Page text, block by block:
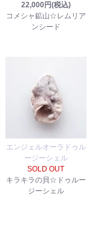
22,000円(税込)
コメシャ鉱山☆レムリア
ンシード
エンジェルオーラドゥル
ージーシェル
SOLD OUT
キラキラの貝☆ドゥルー
ジーシェル